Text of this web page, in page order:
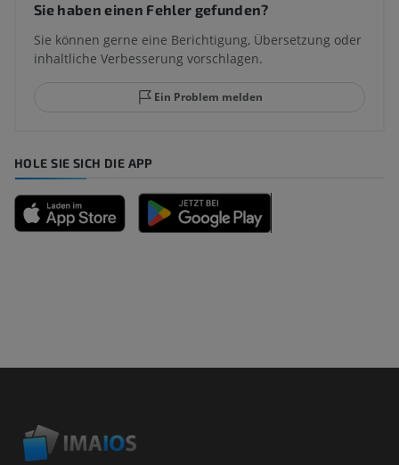
Sie haben einen Fehler gefunden?
Sie können gerne eine Berichtigung, Übersetzung oder
inhaltliche Verbesserung vorschlagen.
Ein Problem melden
HOLE SIE SICH DIE APP